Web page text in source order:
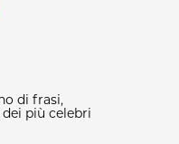
di frasi,
più celebri